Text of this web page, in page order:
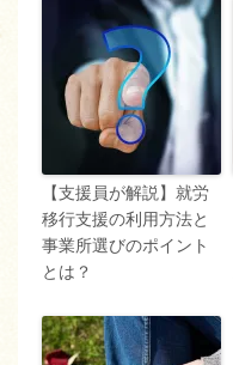
【支援員が解説】就労
移行支援の利用方法と
事業所選びのポイント
とは？